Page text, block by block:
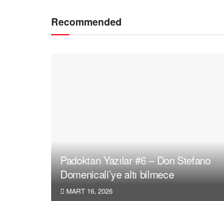
Recommended
Padoktan Yazılar #6 – Don Stefano
Domenicali’ye altı bilmece
MART 16, 2026